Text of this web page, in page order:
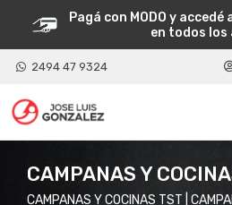
Pagá con MODO y accedé
en todos
2494 47 9324
CAMPANAS Y
CAMPANAS Y COCINAS TST |